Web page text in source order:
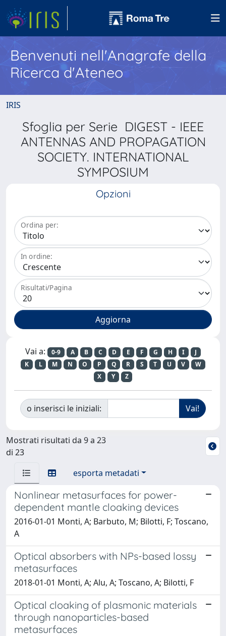
Benvenuti nell'Anagrafe della
Ricerca d'Ateneo
IRIS
Sfoglia per Serie DIGEST - IEEE
ANTENNAS AND PROPAGATION
SOCIETY. INTERNATIONAL
SYMPOSIUM
Opzioni
Ordina per:
In ordine:
Risultati/Pagina
Vai a: 0-9 A B C D E F G H I
J
K
L M N O P Q R S T U V
W
X
Y Z
o inserisci le iniziali:
Mostrati risultati da 9 a 23
di 23
esporta metadati
Nonlinear metasurfaces for power-
dependent mantle cloaking devices
2016-01-01 Monti, A; Barbuto, M; Bilotti, F; Toscano,
A
Optical absorbers with NPs-based lossy
metasurfaces
2018-01-01 Monti, A; Alu, A; Toscano, A; Bilotti, F
Optical cloaking of plasmonic materials
through nanoparticles-based
metasurfaces